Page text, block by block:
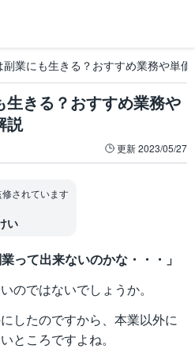
業にも生きる？おすすめ業務や単
きる？おすすめ業務や
説
更新2023/05/27
されています
い
って出来ないのかな・・・」
のではないでしょうか。
したのですから、本業以外に
ところですよね。